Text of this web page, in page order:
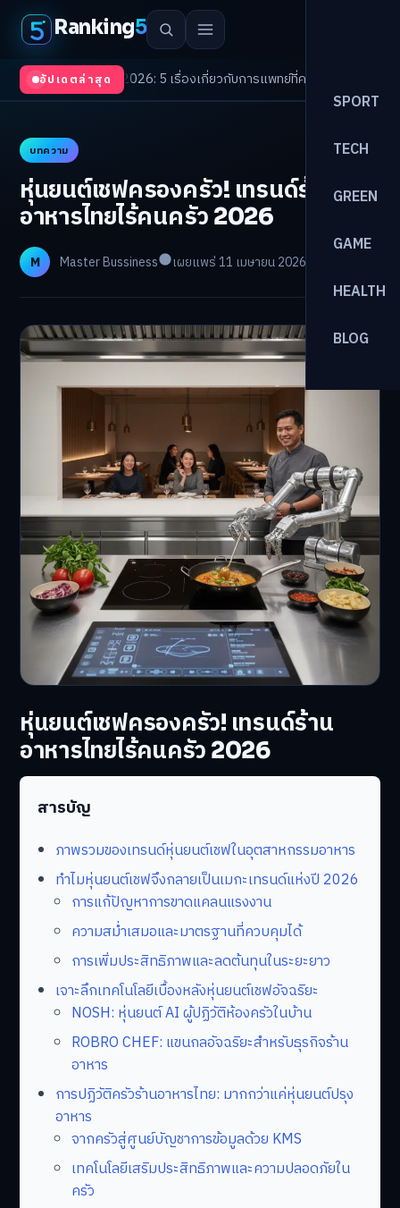
Ranking5
SPORT
TECH
GREEN
GAME
HEALTH
BLOG
อัปเดตล่าสุด
2026: 5 เรื่องเกี่ยวกับการแพทย์ที่ควรรู้/ดอกเบี้ยขาขึ้นรอบใหม่! จัด
บทความ
หุ่นยนต์เชฟครองครัว! เทรนด์ร้าน
อาหารไทยไร้คนครัว 2026
M Master Bussiness เผยแพร่ 11 เมษายน 2026
หุ่นยนต์เชฟครองครัว! เทรนด์ร้าน
อาหารไทยไร้คนครัว 2026
สารบัญ
ภาพรวมของเทรนด์หุ่นยนต์เชฟในอุตสาหกรรมอาหาร
ทำไมหุ่นยนต์เชฟจึงกลายเป็นเมกะเทรนด์แห่งปี 2026
การแก้ปัญหาการขาดแคลนแรงงาน
ความสม่ำเสมอและมาตรฐานที่ควบคุมได้
การเพิ่มประสิทธิภาพและลดต้นทุนในระยะยาว
เจาะลึกเทคโนโลยีเบื้องหลังหุ่นยนต์เชฟอัจฉริยะ
NOSH: หุ่นยนต์ AI ผู้ปฏิวัติห้องครัวในบ้าน
ROBRO CHEF: แขนกลอัจฉริยะสำหรับธุรกิจร้าน
อาหาร
การปฏิวัติครัวร้านอาหารไทย: มากกว่าแค่หุ่นยนต์ปรุง
อาหาร
จากครัวสู่ศูนย์บัญชาการข้อมูลด้วย KMS
เทคโนโลยีเสริมประสิทธิภาพและความปลอดภัยใน
ครัว